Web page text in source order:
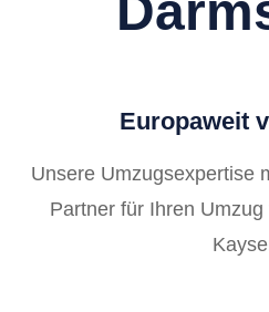
Europaweit
Unsere Umzugsexpertise
Partner für Ihren